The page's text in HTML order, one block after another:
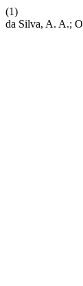
(1)
da Silva, A. A.;